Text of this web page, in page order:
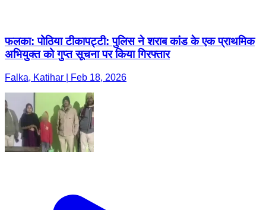
फलका: पोठिया टीकापट्टी: पुलिस ने शराब कांड के एक प्राथमिक
अभियुक्त को गुप्त सूचना पर किया गिरफ्तार
Falka, Katihar | Feb 18, 2026